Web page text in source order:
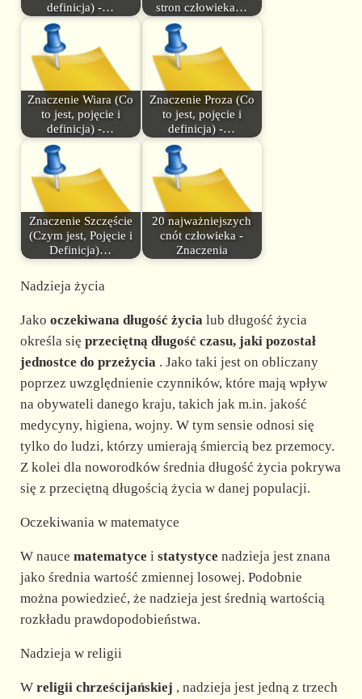
definicja) -… stron człowieka…
Znaczenie Wiara (Co
to jest, pojęcie i
definicja) -…
Znaczenie Proza (Co
to jest, pojęcie i
definicja) -…
Znaczenie Szczęście
(Czym jest, Pojęcie i
Definicja)…
20 najważniejszych
cnót człowieka -
Znaczenia
Nadzieja życia
Jako oczekiwana długość życia lub długość życia
określa się przeciętną długość czasu, jaki pozostał
jednostce do przeżycia . Jako taki jest on obliczany
poprzez uwzględnienie czynników, które mają wpływ
na obywateli danego kraju, takich jak m.in. jakość
medycyny, higiena, wojny. W tym sensie odnosi się
tylko do ludzi, którzy umierają śmiercią bez przemocy.
Z kolei dla noworodków średnia długość życia pokrywa
się z przeciętną długością życia w danej populacji.
Oczekiwania w matematyce
W nauce matematyce i statystyce nadzieja jest znana
jako średnia wartość zmiennej losowej. Podobnie
można powiedzieć, że nadzieja jest średnią wartością
rozkładu prawdopodobieństwa.
Nadzieja w religii
W religii chrześcijańskiej , nadzieja jest jedną z trzech